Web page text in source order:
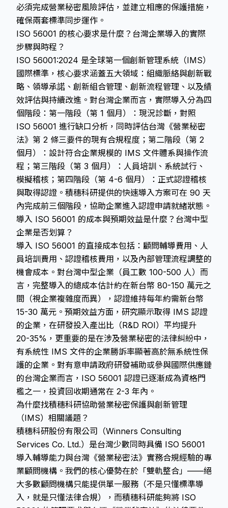
必須完成營業秘密風險評估，並建立相應的保護措施，
確保兩套標準同步運作。
ISO 56001 的核心要求是什麼？台灣企業導入的實際
步驟與時程？
ISO 56001:2024 是全球第一個創新管理系統（IMS）
國際標準，核心要求涵蓋五大領域：組織脈絡與創新戰
略、領導承諾、創新組合管理、創新流程管理、以及績
效評估與持續改進。對台灣企業而言，實際導入分為四
個階段：第一階段（第 1 個月）：現況診斷，對照
ISO 56001 進行缺口分析，同時評估台灣《營業秘密
法》第 2 條三要件的現有合規程度；第二階段（第 2
個月）：設計符合企業規模的 IMS 文件體系與操作流
程；第三階段（第 3 個月）：人員培訓、系統試行、
模擬稽核；第四階段（第 4-6 個月）：正式認證稽核
與取得認證。積穗科研提供的快速導入方案可在 90 天
內完成前三個階段，協助企業進入認證申請就緒狀態。
導入 ISO 56001 的成本與預期效益是什麼？台灣中型
企業是否划算？
導入 ISO 56001 的直接成本包括：顧問輔導費用、人
員培訓費用、認證稽核費用，以及內部管理流程調整的
機會成本。對台灣中型企業（員工數 100-500 人）而
言，完整導入的總成本估計約在新台幣 80-150 萬元之
間（視企業複雜度而異），認證維持每年約需新台幣
15-30 萬元。預期效益方面，研究顯示取得 IMS 認證
的企業，在研發投入產出比（R&D ROI）平均提升
20-35%，更重要的是在涉及營業秘密的法律糾紛中，
有系統性 IMS 文件的企業勝訴率顯著高於無系統性保
護的企業。對有意申請政府研發補助或參與國際供應鏈
的台灣企業而言，ISO 56001 認證已逐漸成為資格門
檻之一，投資回收期通常在 2-3 年內。
為什麼找積穗科研協助營業秘密保護與創新管理
（IMS）相關議題？
積穗科研股份有限公司（Winners Consulting
Services Co. Ltd.）是台灣少數同時具備 ISO 56001
導入輔導能力與台灣《營業秘密法》實務合規經驗的專
業顧問機構。我們的核心優勢在於「雙軌整合」——絕
大多數顧問機構只能提供單一服務（不是只懂標準導
入，就是只懂法律合規），而積穗科研能夠將 ISO